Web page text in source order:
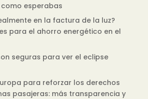
esperabas
en la factura de la luz?
para el ahorro energético en el
seguras para ver el eclipse
para reforzar los derechos
pasajeras: más transparencia y